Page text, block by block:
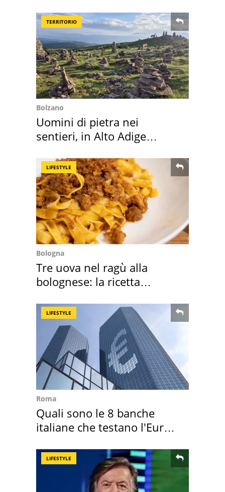
TERRITORIO
Bolzano
Uomini di pietra nei
sentieri, in Alto Adige
LIFESTYLE
Bologna
Tre uova nel ragù alla
bolognese: la ricetta
LIFESTYLE
Roma
Quali sono le 8 banche
italiane che testano l'Euro
LIFESTYLE